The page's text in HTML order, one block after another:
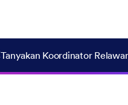
Tanyakan Koordinator